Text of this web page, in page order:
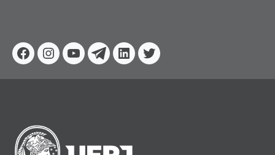
Facebook
Instagram
YoutubeTelegram
Linkedin
Twitter